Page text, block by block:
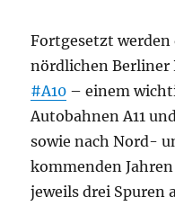
Fortgesetzt werden
nördlichen Berliner
#A10 – einem
Autobahnen A11
sowie nach Nord-
kommenden
jeweils drei Spuren